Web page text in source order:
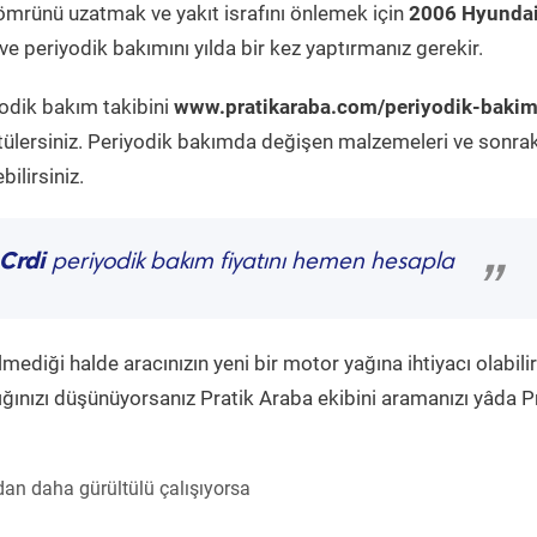
uzatmak ve yakıt israfını önlemek için 2006
periyodik bakımını yılda bir kez yaptırmanız gerekir.
bakım takibini www.pratikaraba.com/periyodik-
Periyodik bakımda değişen malzemeleri ve
periyodik bakım fiyatını hemen hesapla
”
halde aracınızın yeni bir motor yağına ihtiyacı
düşünüyorsanız Pratik Araba ekibini aramanızı yâda
daha gürültülü çalışıyorsa